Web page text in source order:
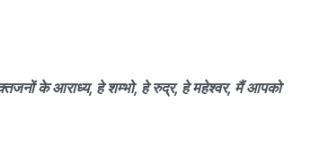
के आराध्य, हे शम्भो, हे रुद्र, हे महेश्वर, मैं आपको